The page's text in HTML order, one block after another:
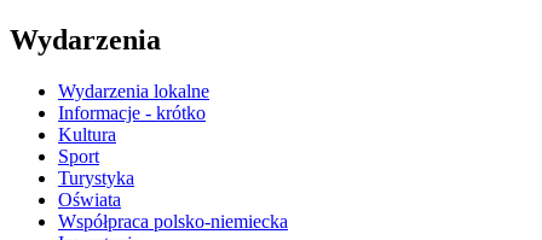
Wydarzenia
Wydarzenia lokalne
Informacje - krótko
Kultura
Sport
Turystyka
Oświata
Współpraca polsko-niemiecka